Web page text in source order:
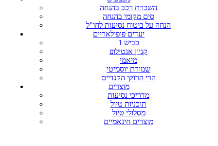
השכרת רכב בהנחה
סים מקומי בהנחה
הנחה על ביטוח נסיעות לחו"ל
יעדים פופולאריים
כביש 1
קניון אנטילופ
מיאמי
שמורת יוסמיטי
הרי הרוקי הקנדיים
מוצרים
מדריכי נסיעות
תוכניות טיול
מסלולי טיול
מוצרים חינאמיים